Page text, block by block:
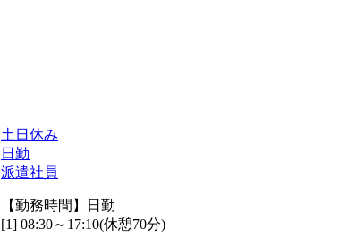
土日休み
日勤
派遣社員
【勤務時間】日勤
[1] 08:30～17:10(休憩70分)